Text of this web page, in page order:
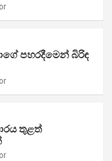
පහරදීමෙන් බිරිඳ
තුළත්